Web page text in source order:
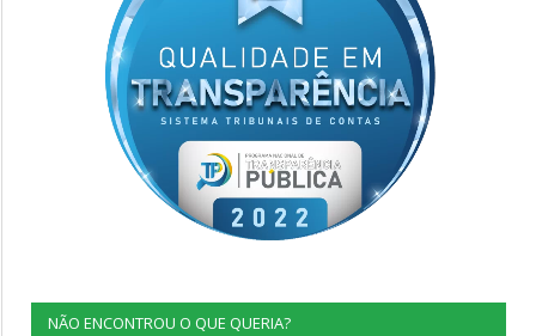
NÃO ENCONTROU O QUE QUERIA?